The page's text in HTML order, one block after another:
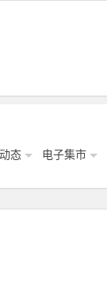
态 电子集市